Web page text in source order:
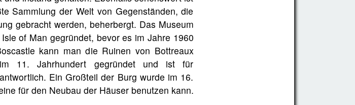
Sammlung der Welt von Gegenständen, die
gebracht werden, beherbergt. Das Museum
of Man gegründet, bevor es im Jahre 1960
kann man die Ruinen von Bottreaux
11. Jahrhundert gegründet und ist für
Ein Großteil der Burg wurde im 16.
für den Neubau der Häuser benutzen kann.